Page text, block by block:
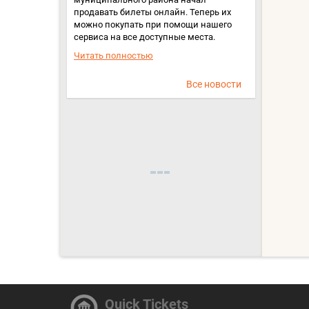
продавать билеты онлайн. Теперь их
можно покупать при помощи нашего
сервиса на все доступные места.
Читать полностью
Все новости
Quick Tickets